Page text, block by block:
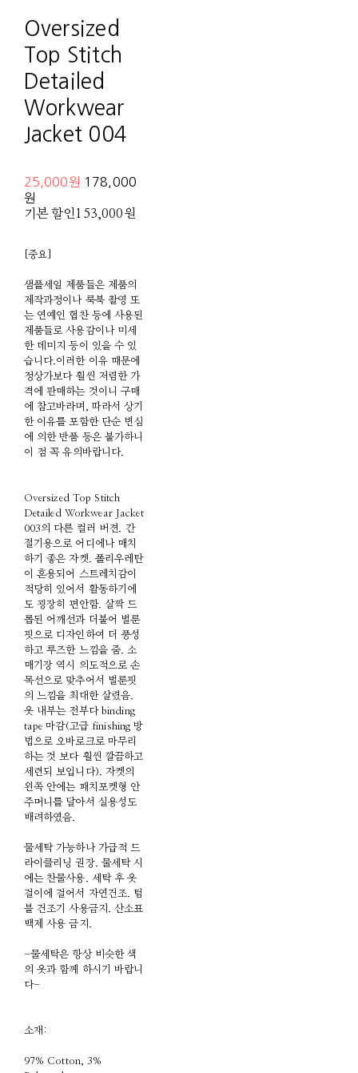
Oversized
Top Stitch
Detailed
Workwear
Jacket 004
25,000원 178,000
원
기본 할인 153,000원
[중요]
샘플세일 제품들은 제품의
제작과정이나 룩북 촬영 또
는 연예인 협찬 등에 사용된
제품들로 사용감이나 미세
한 데미지 등이 있을 수 있
습니다.이러한 이유 때문에
정상가보다 훨씬 저렴한 가
격에 판매하는 것이니 구매
에 참고바라며, 따라서 상기
한 이유를 포함한 단순 변심
에 의한 반품 등은 불가하니
이 점 꼭 유의바랍니다.
Oversized Top Stitch
Detailed Workwear Jacket
003의 다른 컬러 버젼. 간
절기용으로 어디에나 매치
하기 좋은 자켓. 폴리우레탄
이 혼용되어 스트레치감이
적당히 있어서 활동하기에
도 굉장히 편안함. 살짝 드
롭된 어깨선과 더불어 벌룬
핏으로 디자인하여 더 풍성
하고 루즈한 느낌을 줌. 소
매기장 역시 의도적으로 손
목선으로 맞추어서 벌룬핏
의 느낌을 최대한 살렸음.
옷 내부는 전부다 binding
tape 마감(고급 finishing 방
법으로 오바로크로 마무리
하는 것 보다 훨씬 깔끔하고
세련되 보입니다). 자켓의
왼쪽 안에는 패치포켓형 안
주머니를 달아서 실용성도
배려하였음.
물세탁 가능하나 가급적 드
라이클리닝 권장. 물세탁 시
에는 찬물사용. 세탁 후 옷
걸이에 걸어서 자연건조. 텀
블 건조기 사용금지. 산소표
백제 사용 금지.
-물세탁은 항상 비슷한 색
의 옷과 함께 하시기 바랍니
다-
소재:
97% Cotton, 3%